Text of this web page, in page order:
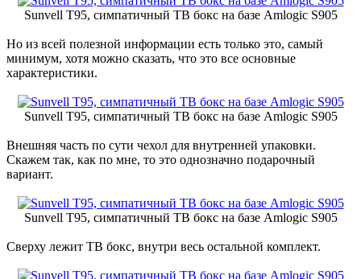
Sunvell T95, симпатичный ТВ бокс на базе Amlogic S905
Но из всей полезной информации есть только это, самый
минимум, хотя можно сказать, что это все основные
характеристики.
Sunvell T95, симпатичный ТВ бокс на базе Amlogic S905
Внешняя часть по сути чехол для внутренней упаковки.
Скажем так, как по мне, то это однозначно подарочный
вариант.
Sunvell T95, симпатичный ТВ бокс на базе Amlogic S905
Сверху лежит ТВ бокс, внутри весь остальной комплект.